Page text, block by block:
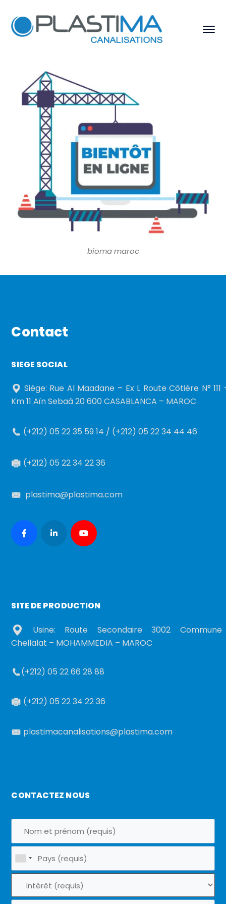
bioma maroc
Contact
SIEGE SOCIAL
Siège: Rue Al Maadane – Ex L Route Côtière N° 111
Km 11 Aïn Sebaâ 20 600 CASABLANCA – MAROC
(+212) 05 22 35 59 14 / (+212) 05 22 34 44 46
(+212) 05 22 34 22 36
plastima@plastima.com
SITE DE PRODUCTION
Usine: Route Secondaire 3002 Commune
Chellalat – MOHAMMEDIA – MAROC
(+212) 05 22 66 28 88
(+212) 05 22 34 22 36
plastimacanalisations@plastima.com
CONTACTEZ NOUS